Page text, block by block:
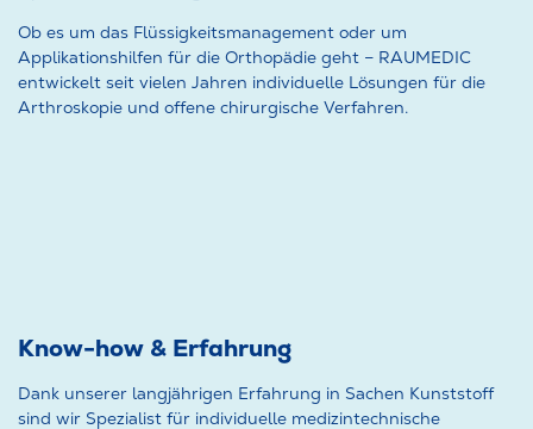
Ob es um das Flüssigkeitsmanagement oder um
Applikationshilfen für die Orthopädie geht – RAUMEDIC
entwickelt seit vielen Jahren individuelle Lösungen für die
Arthroskopie und offene chirurgische Verfahren.
Know-how & Erfahrung
Dank unserer langjährigen Erfahrung in Sachen Kunststoff
sind wir Spezialist für individuelle medizintechnische